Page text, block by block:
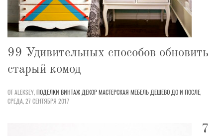
99 Удивительных способов обновить
старый комод
ОТ ALEKSEY,ПОДЕЛКИ ВИНТАЖ ДЕКОРМАСТЕРСКАЯ МЕБЕЛЬ ДЕШЕВО ДО И ПОСЛЕ,
СРЕДА, 27 СЕНТЯБРЯ 2017
7